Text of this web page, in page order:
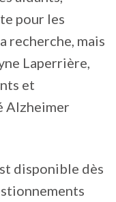
pour les
recherche, mais
Laperrière,
et
Alzheimer
disponible dès